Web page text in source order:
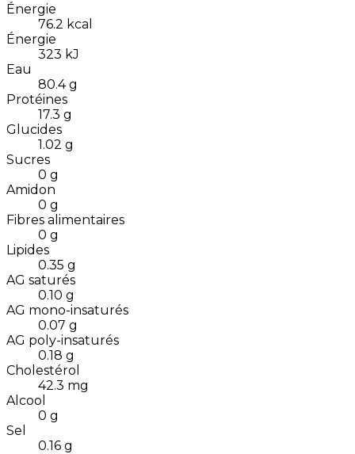
Énergie
76.2 kcal
Énergie
323 kJ
Eau
80.4 g
Protéines
17.3 g
Glucides
1.02 g
Sucres
0 g
Amidon
0 g
Fibres alimentaires
0 g
Lipides
0.35 g
AG saturés
0.10 g
AG mono-insaturés
0.07 g
AG poly-insaturés
0.18 g
Cholestérol
42.3 mg
Alcool
0 g
Sel
0.16 g